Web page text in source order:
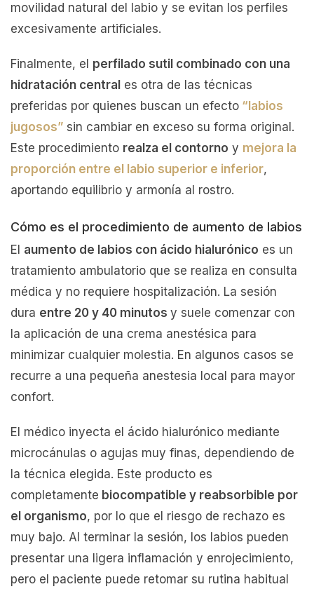
movilidad natural del labio y se evitan los perfiles
excesivamente artificiales.
Finalmente, el perfilado sutil combinado con una
hidratación central es otra de las técnicas
preferidas por quienes buscan un efecto “labios
jugosos” sin cambiar en exceso su forma original.
Este procedimiento realza el contorno y mejora la
proporción entre el labio superior e inferior,
aportando equilibrio y armonía al rostro.
Cómo es el procedimiento de aumento de labios
El aumento de labios con ácido hialurónico es un
tratamiento ambulatorio que se realiza en consulta
médica y no requiere hospitalización. La sesión
dura entre 20 y 40 minutos y suele comenzar con
la aplicación de una crema anestésica para
minimizar cualquier molestia. En algunos casos se
recurre a una pequeña anestesia local para mayor
confort.
El médico inyecta el ácido hialurónico mediante
microcánulas o agujas muy finas, dependiendo de
la técnica elegida. Este producto es
completamente biocompatible y reabsorbible por
el organismo, por lo que el riesgo de rechazo es
muy bajo. Al terminar la sesión, los labios pueden
presentar una ligera inflamación y enrojecimiento,
pero el paciente puede retomar su rutina habitual